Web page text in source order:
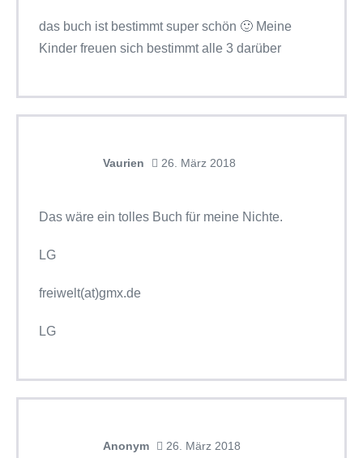
das buch ist bestimmt super schön 🙂 Meine
Kinder freuen sich bestimmt alle 3 darüber
Vaurien 26. März 2018
Das wäre ein tolles Buch für meine Nichte.
LG
freiwelt(at)gmx.de
LG
Anonym 26. März 2018